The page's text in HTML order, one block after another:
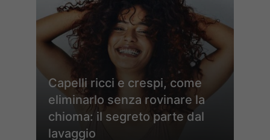
Capelli ricci e crespi, come
eliminarlo senza rovinare la
chioma: il segreto parte dal
lavaggio